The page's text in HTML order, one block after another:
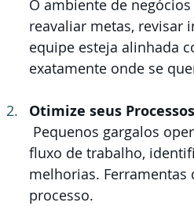
O ambiente de
reavaliar metas, revisar
equipe esteja alinhada
exatamente onde se
Otimize seus
fluxo de trabalho,
melhorias. Ferramentas
processo.